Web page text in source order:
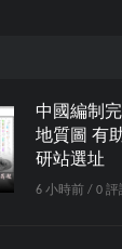
中國編制
地質圖 有
研站選址
6 小時前 / 0 評